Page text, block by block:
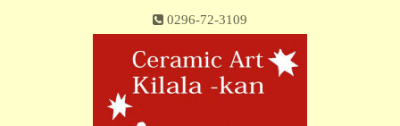
0296-72-3109